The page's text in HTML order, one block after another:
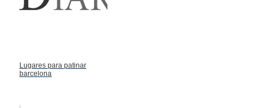
Lugares para patinar
barcelona